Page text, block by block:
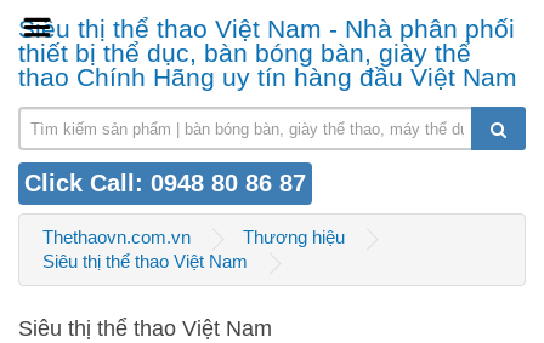
Siêu thị thể thao Việt Nam - Nhà phân phối
thiết bị thể dục, bàn bóng bàn, giày thể
thao Chính Hãng uy tín hàng đầu Việt Nam
Click Call: 0948 80 86 87
Thethaovn.com.vn
Thương hiệu
Siêu thị thể thao Việt Nam
Siêu thị thể thao Việt Nam